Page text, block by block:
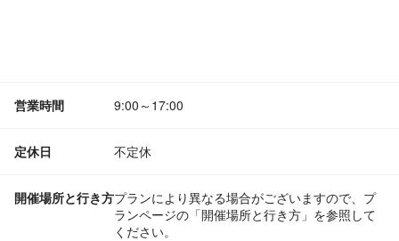
営業時間 9:00～17:00
定休日 不定休
開催場所と行き方プランにより異なる場合がございますので、プ
ランページの「開催場所と行き方」を参照して
ください。